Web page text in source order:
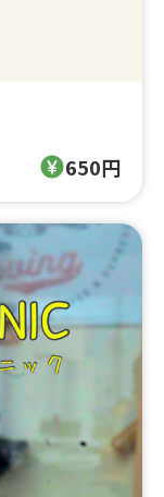
650円